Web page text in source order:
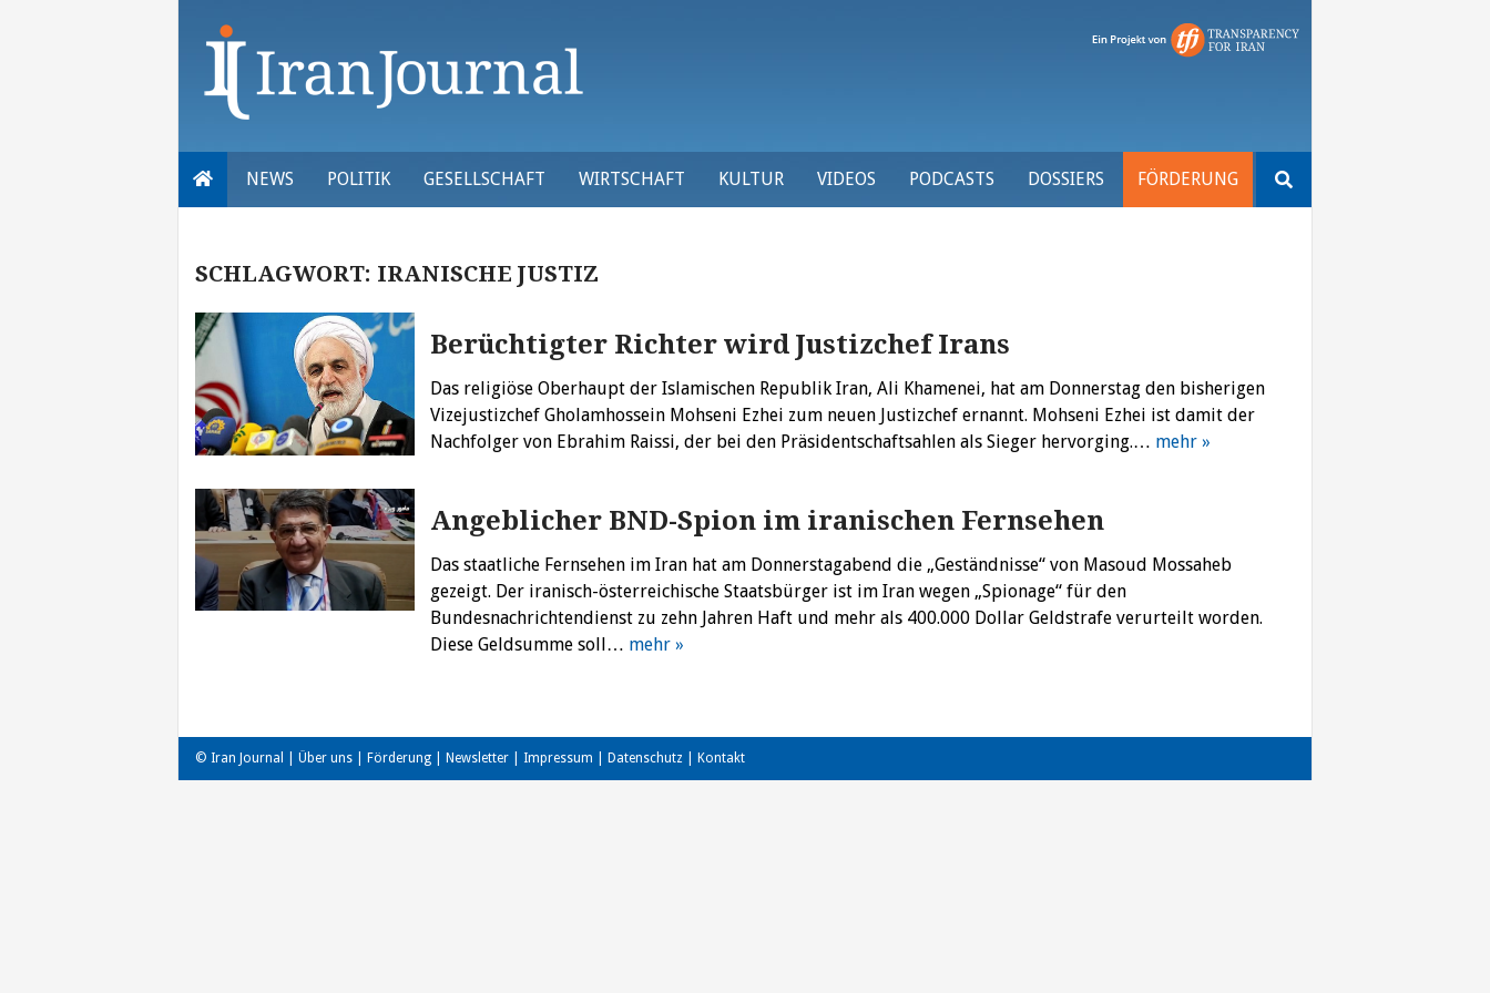
NEWS POLITIK GESELLSCHAFT WIRTSCHAFT KULTUR VIDEOS PODCASTS DOSSIERS FÖRDERUNG
nach:
SCHLAGWORT: IRANISCHE JUSTIZ
Berüchtigter Richter wird Justizchef Irans
Das religiöse Oberhaupt der Islamischen Republik Iran, Ali Khamenei, hat am Donnerstag den bisherigen
Vizejustizchef Gholamhossein Mohseni Ezhei zum neuen Justizchef ernannt. Mohseni Ezhei ist damit der
Nachfolger von Ebrahim Raissi, der bei den Präsidentschaftsahlen als Sieger hervorging.… mehr »
Angeblicher BND-Spion im iranischen Fernsehen
Das staatliche Fernsehen im Iran hat am Donnerstagabend die „Geständnisse“ von Masoud Mossaheb
gezeigt. Der iranisch-österreichische Staatsbürger ist im Iran wegen „Spionage“ für den
Bundesnachrichtendienst zu zehn Jahren Haft und mehr als 400.000 Dollar Geldstrafe verurteilt worden.
Diese Geldsumme soll… mehr »
© Iran Journal | Über uns Förderung Newsletter Impressum Datenschutz Kontakt